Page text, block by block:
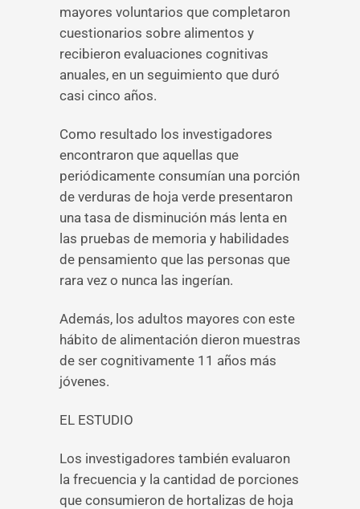
mayores voluntarios que completaron
cuestionarios sobre alimentos y
recibieron evaluaciones cognitivas
anuales, en un seguimiento que duró
casi cinco años.
Como resultado los investigadores
encontraron que aquellas que
periódicamente consumían una porción
de verduras de hoja verde presentaron
una tasa de disminución más lenta en
las pruebas de memoria y habilidades
de pensamiento que las personas que
rara vez o nunca las ingerían.
Además, los adultos mayores con este
hábito de alimentación dieron muestras
de ser cognitivamente 11 años más
jóvenes.
EL ESTUDIO
Los investigadores también evaluaron
la frecuencia y la cantidad de porciones
que consumieron de hortalizas de hoja